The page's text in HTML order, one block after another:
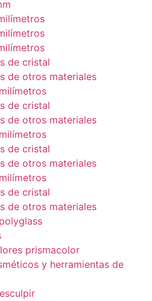
de cristal
de otros materiales
de cristal
de otros materiales
de cristal
de otros materiales
de cristal
de otros materiales
prismacolor
y herramientas de